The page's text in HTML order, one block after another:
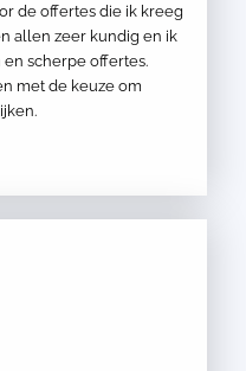
de offertes die ik kreeg
allen zeer kundig en ik
scherpe offertes.
met de keuze om